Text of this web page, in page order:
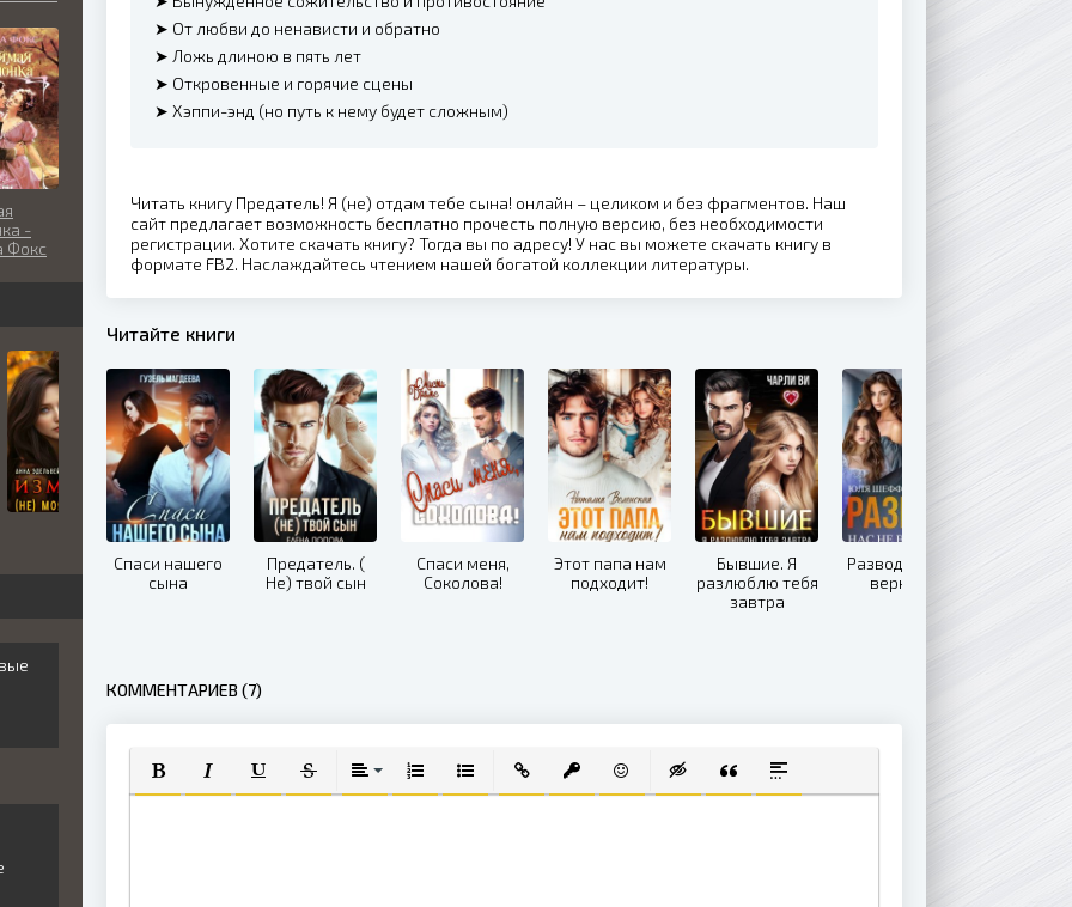
➤ От любви до ненависти и обратно
➤ Ложь длиною в пять лет
➤ Откровенные и горячие сцены
➤ Хэппи-энд (но путь к нему будет сложным)
Читать книгу Предатель! Я (не) отдам тебе сына! онлайн – целиком и без фрагментов. Наш
сайт предлагает возможность бесплатно прочесть полную версию, без необходимости
регистрации. Хотите скачать книгу? Тогда вы по адресу! У нас вы можете скачать книгу в
формате FB2. Наслаждайтесь чтением нашей богатой коллекции литературы.
Читайте книги
Спаси нашего
сына
Предатель. (
Не) твой сын
Спаси меня,
Соколова!
Этот папа нам
подходит!
Бывшие. Я
разлюблю тебя
завтра
Развод. Нас не
вернешь
КОММЕНТАРИЕВ (7)
ПОЛУЖИРНЫЙ
КУРСИВПОДЧЕРКНУТЫЙ
ЗАЧЕРКНУТЫЙВЫРАВНИВАНИЕ
НУМЕРОВАННЫЙ СПИСОК
МАРКИРОВАННЫЙ СПИСОК
ВСТАВИТЬ ССЫЛКУ
ВСТАВИТЬ ЗАЩИЩЕННУЮ ССЫЛКУ
ВСТАВИТЬ СМАЙЛИК
ВСТАВКА СКРЫТОГО ТЕКСТА
ВСТАВКА ЦИТАТЫ
ВСТАВКА СПОЙЛЕРА
-
Фокс